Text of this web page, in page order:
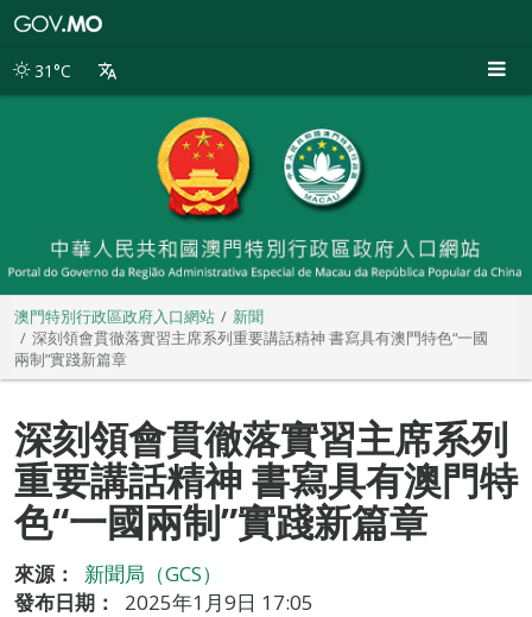
別
31°C
澳門特別行政區政府入口網站
新聞
深刻領會貫徹落實習主席系列重要講話精神 書寫具有澳門特色“一國
兩制”實踐新篇章
深刻領會貫徹落實習主席系列
重要講話精神 書寫具有澳門特
色“一國兩制”實踐新篇章
來源：
新聞局（GCS）
發布日期：
2025年1月9日 17:05